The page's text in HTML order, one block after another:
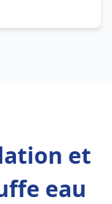
et
eau